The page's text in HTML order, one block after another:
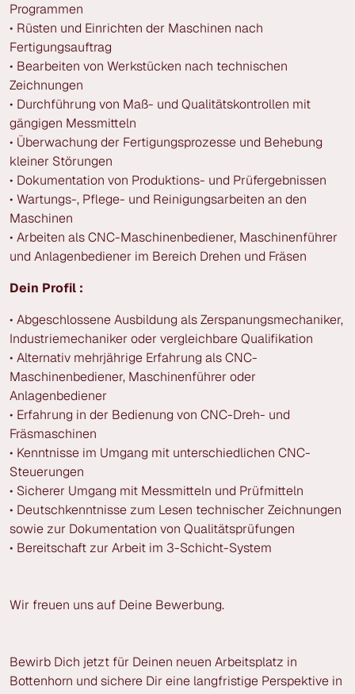
Programmen
• Rüsten und Einrichten der Maschinen nach
Fertigungsauftrag
• Bearbeiten von Werkstücken nach technischen
Zeichnungen
• Durchführung von Maß- und Qualitätskontrollen mit
gängigen Messmitteln
• Überwachung der Fertigungsprozesse und Behebung
kleiner Störungen
• Dokumentation von Produktions- und Prüfergebnissen
• Wartungs-, Pflege- und Reinigungsarbeiten an den
Maschinen
• Arbeiten als CNC-Maschinenbediener, Maschinenführer
und Anlagenbediener im Bereich Drehen und Fräsen
Dein Profil :
• Abgeschlossene Ausbildung als Zerspanungsmechaniker,
Industriemechaniker oder vergleichbare Qualifikation
• Alternativ mehrjährige Erfahrung als CNC-
Maschinenbediener, Maschinenführer oder
Anlagenbediener
• Erfahrung in der Bedienung von CNC-Dreh- und
Fräsmaschinen
• Kenntnisse im Umgang mit unterschiedlichen CNC-
Steuerungen
• Sicherer Umgang mit Messmitteln und Prüfmitteln
• Deutschkenntnisse zum Lesen technischer Zeichnungen
sowie zur Dokumentation von Qualitätsprüfungen
• Bereitschaft zur Arbeit im 3-Schicht-System
Wir freuen uns auf Deine Bewerbung.
Bewirb Dich jetzt für Deinen neuen Arbeitsplatz in
Bottenhorn und sichere Dir eine langfristige Perspektive in